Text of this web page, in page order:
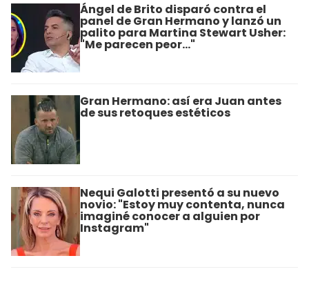
Ángel de Brito disparó contra el
panel de Gran Hermano y lanzó un
palito para Martina Stewart Usher:
"Me parecen peor..."
Gran Hermano: así era Juan antes
de sus retoques estéticos
Nequi Galotti presentó a su nuevo
novio: "Estoy muy contenta, nunca
imaginé conocer a alguien por
Instagram"